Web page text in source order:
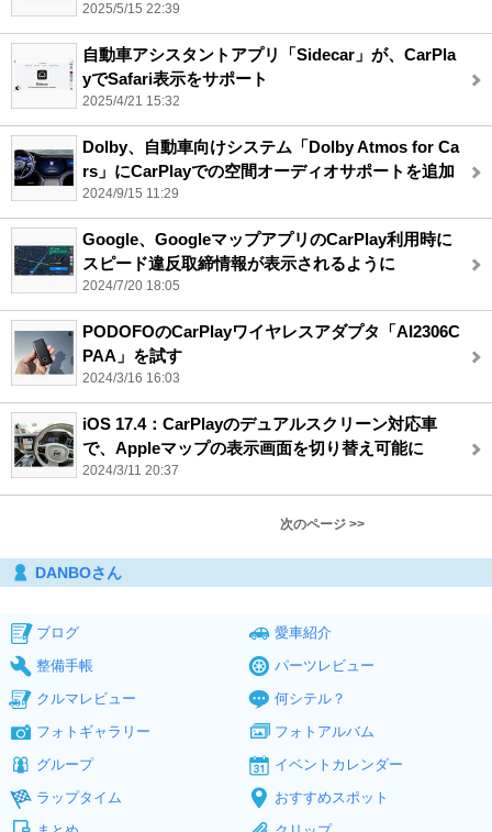
2025/5/15 22:39
自動車アシスタントアプリ「Sidecar」が、CarPla
yでSafari表示をサポート
2025/4/21 15:32
Dolby、自動車向けシステム「Dolby Atmos for Ca
rs」にCarPlayでの空間オーディオサポートを追加
2024/9/15 11:29
Google、GoogleマップアプリのCarPlay利用時に
スピード違反取締情報が表示されるように
2024/7/20 18:05
PODOFOのCarPlayワイヤレスアダプタ「AI2306C
PAA」を試す
2024/3/16 16:03
iOS 17.4：CarPlayのデュアルスクリーン対応車
で、Appleマップの表示画面を切り替え可能に
2024/3/11 20:37
次のページ >>
DANBOさん
ブログ
愛車紹介
整備手帳
パーツレビュー
クルマレビュー
何シテル？
フォトギャラリー
フォトアルバム
グループ
イベントカレンダー
ラップタイム
おすすめスポット